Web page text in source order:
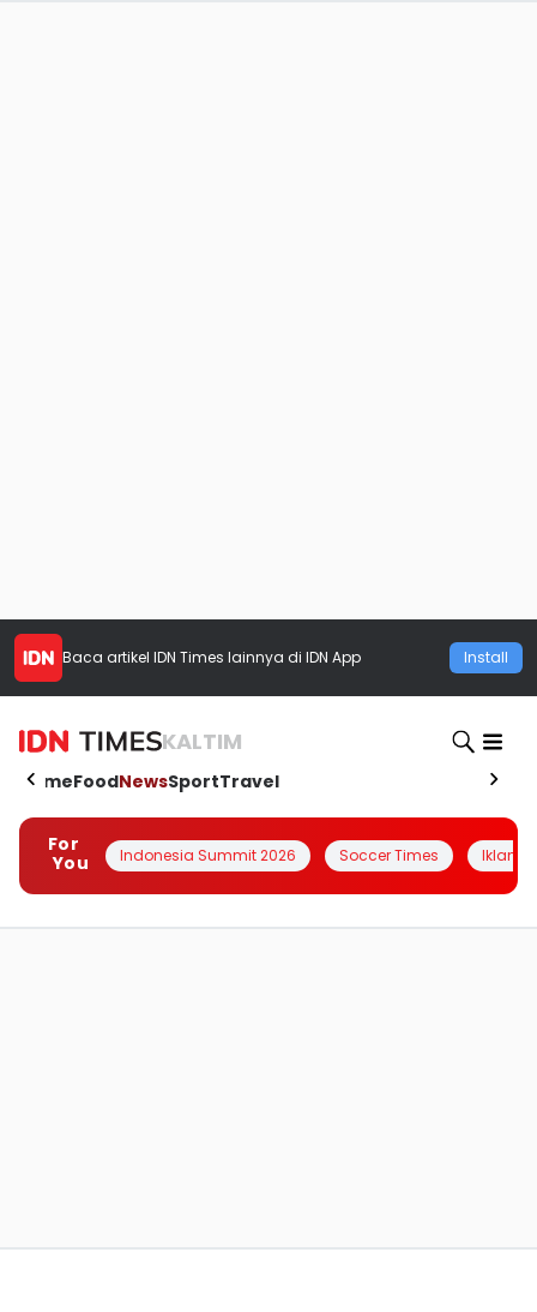
Baca artikel IDN Times lainnya di IDN App Install
KALTIM
HomeFoodNewsSportTravel
For
You
Indonesia Summit 2026 Soccer Times Iklanin